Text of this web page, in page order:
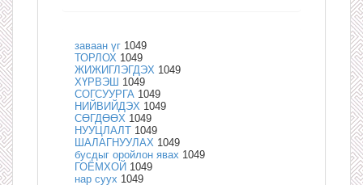
заваан үг 1049
ТОРЛОХ 1049
ЖИЖИГЛЭГДЭХ 1049
ХҮРВЭШ 1049
СОГСУУРГА 1049
НИЙВИЙДЭХ 1049
СӨГДӨӨХ 1049
НУУЦЛАЛТ 1049
ШАЛАГНУУЛАХ 1049
бусдыг оройлон явах 1049
ГОЁМХОЙ 1049
нар суух 1049